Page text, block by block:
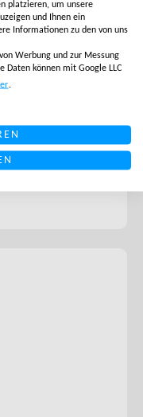
platzieren, um unsere
und Ihnen ein
Informationen zu den von uns
Werbung und zur Messung
Daten können mit Google LLC
.